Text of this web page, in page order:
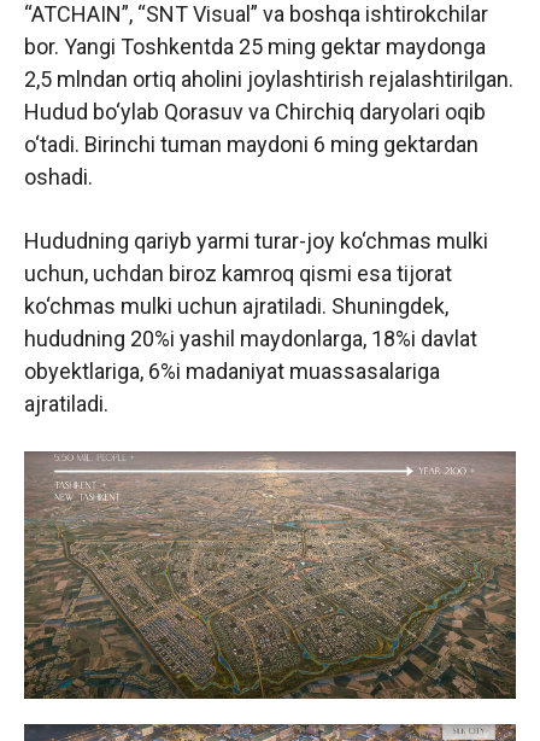
“ATCHAIN”, “SNT Visual” va boshqa ishtirokchilar
bor. Yangi Toshkentda 25 ming gektar maydonga
2,5 mlndan ortiq aholini joylashtirish rejalashtirilgan.
Hudud bo‘ylab Qorasuv va Chirchiq daryolari oqib
o‘tadi. Birinchi tuman maydoni 6 ming gektardan
oshadi.
Hududning qariyb yarmi turar-joy ko‘chmas mulki
uchun, uchdan biroz kamroq qismi esa tijorat
ko‘chmas mulki uchun ajratiladi. Shuningdek,
hududning 20%i yashil maydonlarga, 18%i davlat
obyektlariga, 6%i madaniyat muassasalariga
ajratiladi.